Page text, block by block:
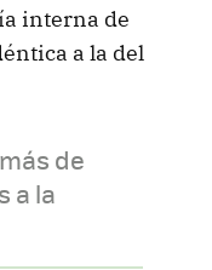
interna de
a la del
de
a la